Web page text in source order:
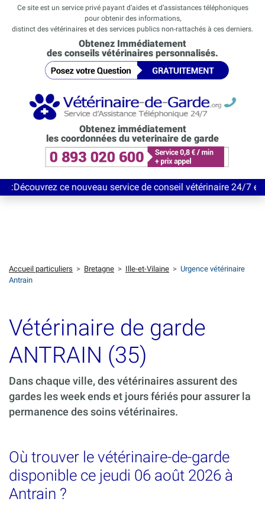
Ce site est un service privé payant d’aides et d’assistances téléphoniques
pour obtenir des informations,
distinct des vétérinaires et des services publics non-rattachés à ces derniers.
Obtenez Immédiatement
des conseils vétérinaires personnalisés.
Obtenez immédiatement
les coordonnées du veterinaire de garde
ce nouveau service de conseil vétérinaire 24/7 entièrement
Accueil particuliers > Bretagne > Ille-et-Vilaine > Urgence vétérinaire
Antrain
Vétérinaire de garde
ANTRAIN (35)
Dans chaque ville, des vétérinaires assurent des
gardes les week ends et jours fériés pour assurer la
permanence des soins vétérinaires.
Où trouver le vétérinaire-de-garde
disponible ce jeudi 06 août 2026 à
Antrain ?